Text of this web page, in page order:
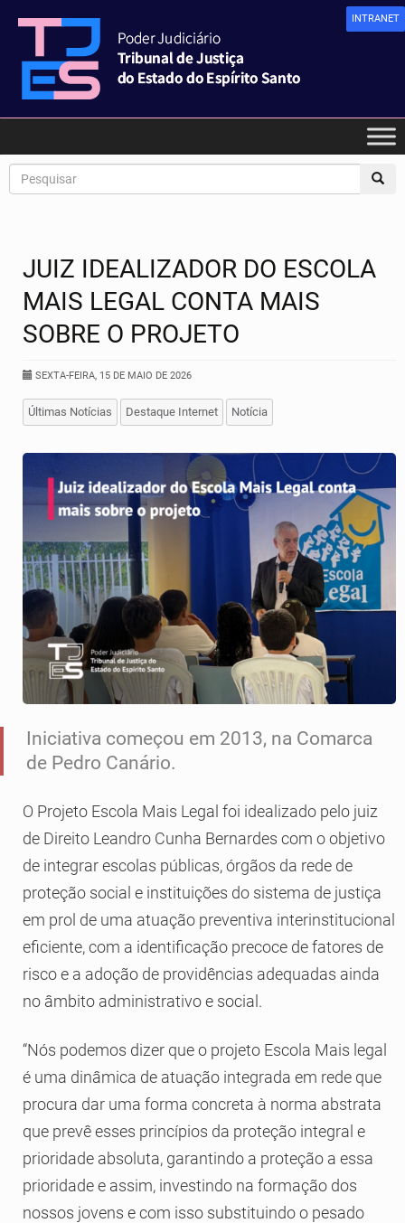
INTRANET
JUIZ IDEALIZADOR DO ESCOLA
MAIS LEGAL CONTA MAIS
SOBRE O PROJETO
SEXTA-FEIRA, 15 DE MAIO DE 2026
Últimas Notícias Destaque Internet Notícia
Iniciativa começou em 2013, na Comarca
de Pedro Canário.
O Projeto Escola Mais Legal foi idealizado pelo juiz
de Direito Leandro Cunha Bernardes com o objetivo
de integrar escolas públicas, órgãos da rede de
proteção social e instituições do sistema de justiça
em prol de uma atuação preventiva interinstitucional
eficiente, com a identificação precoce de fatores de
risco e a adoção de providências adequadas ainda
no âmbito administrativo e social.
“Nós podemos dizer que o projeto Escola Mais legal
é uma dinâmica de atuação integrada em rede que
procura dar uma forma concreta à norma abstrata
que prevê esses princípios da proteção integral e
prioridade absoluta, garantindo a proteção a essa
prioridade e assim, investindo na formação dos
nossos jovens e com isso substituindo o pesado